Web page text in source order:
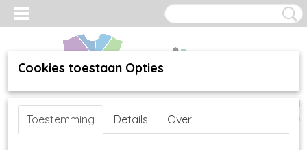
Inloggen Registreren
(0)
Cookies toestaan Opties
Toestemming Details Over